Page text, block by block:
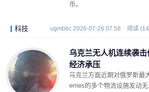
币。
科技 ugmbbc 2026-07-26 07:58 阅读
乌克兰无人机连续袭
经济承压
乌克兰方面近期对俄罗斯最
erries的多个物流设施发动